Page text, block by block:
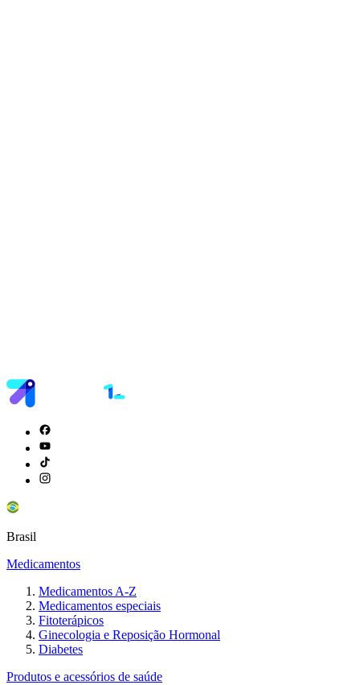
Brasil
Medicamentos
Medicamentos A-Z
Medicamentos especiais
Fitoterápicos
Ginecologia e Reposição Hormonal
Diabetes
Produtos e acessórios de saúde